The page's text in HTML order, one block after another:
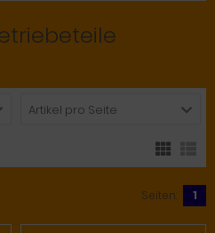
Artikel pro Seite
Seiten: 1